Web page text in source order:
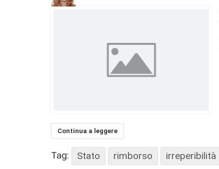
Continua a leggere
Tag: Stato rimborso irreperibilità